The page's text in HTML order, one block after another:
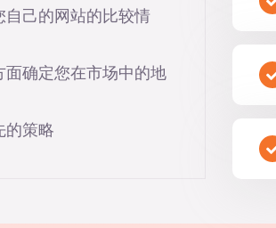
自己的网站的比较情
面确定您在市场中的地
的策略